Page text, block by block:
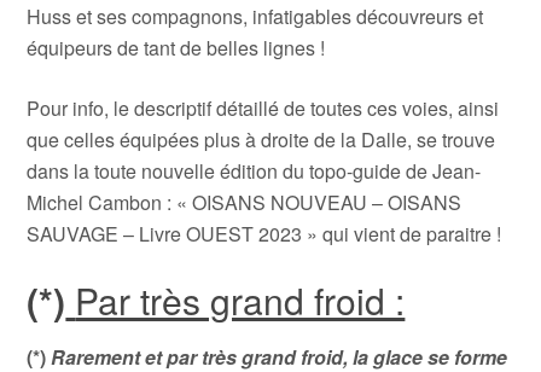
Huss et ses compagnons, infatigables découvreurs et
équipeurs de tant de belles lignes !
Pour info, le descriptif détaillé de toutes ces voies, ainsi
que celles équipées plus à droite de la Dalle, se trouve
dans la toute nouvelle édition du topo-guide de Jean-
Michel Cambon : « OISANS NOUVEAU – OISANS
SAUVAGE – Livre OUEST 2023 » qui vient de paraitre !
(*) Par très grand froid :
(*) Rarement et par très grand froid, la glace se forme